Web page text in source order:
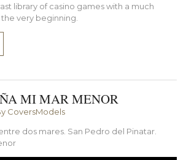
library of casino games with a much
very beginning.
MI MAR MENOR
CoversModels
dos mares. San Pedro del Pinatar.